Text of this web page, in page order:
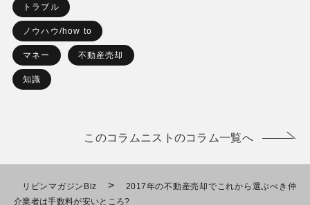
トラブル
ノウハウ/how to
マネー 不動産売却
知識
このコラムニストのコラム一覧へ
リビンマガジンBiz >
2017年の不動産売却でこれから選ぶべき仲
介業者は手数料が安いところ?